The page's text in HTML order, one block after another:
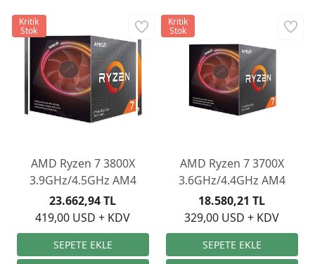
AMD Ryzen 7 3800X
3.9GHz/4.5GHz AM4
419,00 USD + KDV
23.662,94 TL
Kritik
Stok
AMD Ryzen 7 3700X
3.6GHz/4.4GHz AM4
329,00 USD + KDV
18.580,21 TL
Kritik
Stok